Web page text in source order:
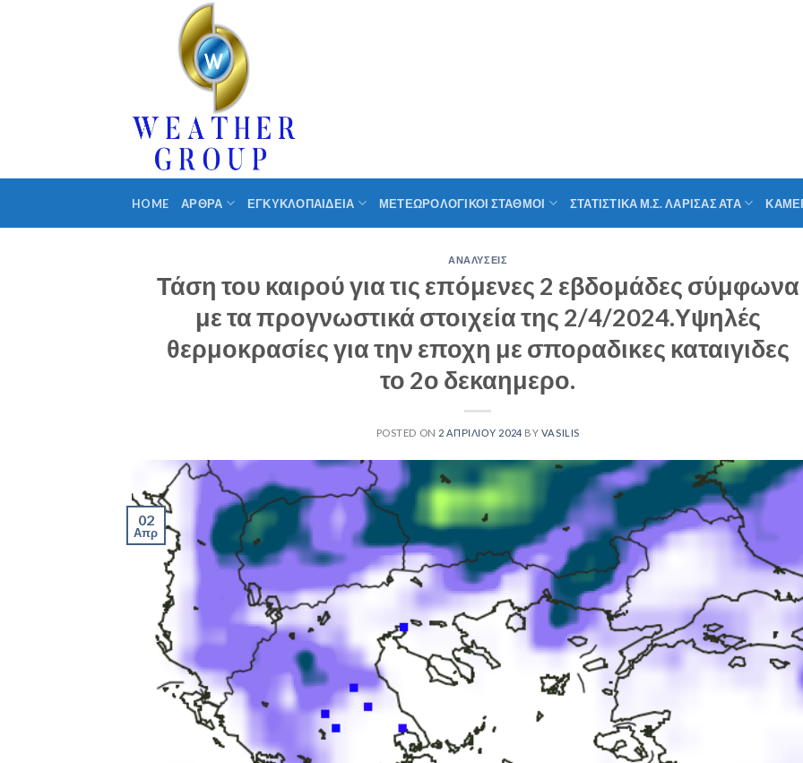
HOME ΑΡΘΡΑ ΕΓΚΥΚΛΟΠΑΙΔΕΙΑ ΜΕΤΕΩΡΟΛΟΓΙΚΟΙ ΣΤΑΘΜΟΙ ΣΤΑΤΙΣΤΙΚΑ Μ.Σ. ΛΑΡΙΣΑΣ ΑΤΑ
ΑΝΑΛΥΣΕΙΣ
Τάση του καιρού για τις επόμενες 2 εβδομάδες σύμφωνα
με τα προγνωστικά στοιχεία της 2/4/2024.Υψηλές
θερμοκρασίες για την εποχη με σποραδικες καταιγιδες
το 2ο δεκαημερο.
POSTED ON 2 ΑΠΡΙΛΊΟΥ 2024 BY VASILIS
02
Απρ